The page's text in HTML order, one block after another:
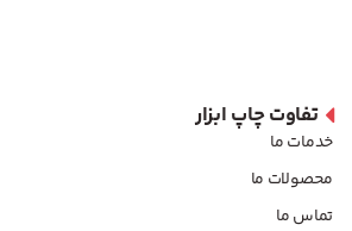
تفاوت چاپ ابزار
خدمات ما
محصولات ما
تماس ما